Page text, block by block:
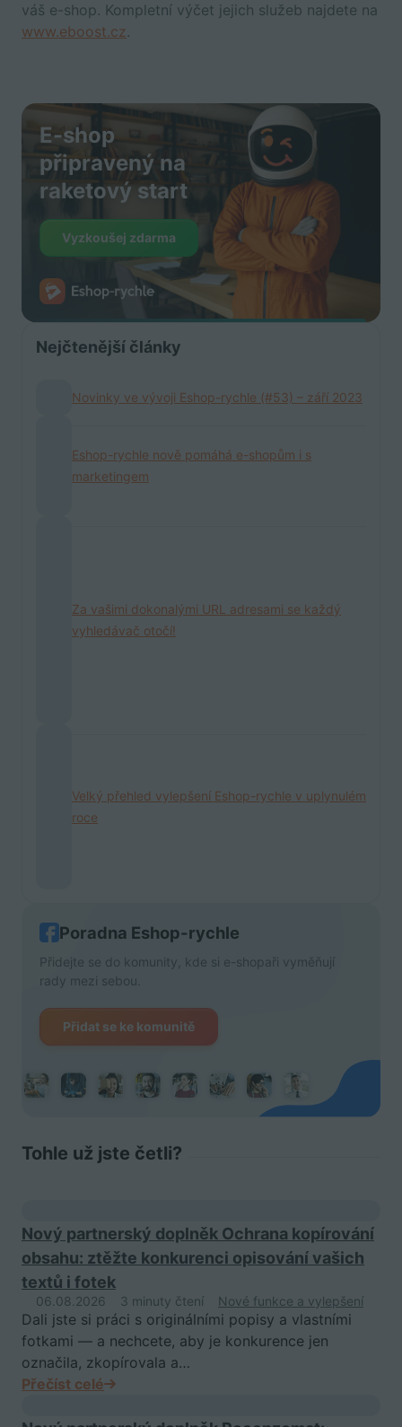
váš e-shop. Kompletní výčet jejich služeb najdete na
www.eboost.cz.
E-shop
připravený na
raketový start
Vyzkoušej zdarma
Nejčtenější články
Novinky ve vývoji Eshop-rychle (#53) – září 2023
Eshop-rychle nově pomáhá e-shopům i s
marketingem
Za vašimi dokonalými URL adresami se každý
vyhledávač otočí!
Velký přehled vylepšení Eshop-rychle v uplynulém
roce
Poradna Eshop-rychle
Přidejte se do komunity, kde si e-shopaři vyměňují
rady mezi sebou.
Přidat se ke komunitě
Tohle už jste četli?
Nový partnerský doplněk Ochrana kopírování
obsahu: ztěžte konkurenci opisování vašich
textů i fotek
06.08.2026 3 minuty čtení Nové funkce a vylepšení
Dali jste si práci s originálními popisy a vlastními
fotkami — a nechcete, aby je konkurence jen
označila, zkopírovala a…
Přečíst celé